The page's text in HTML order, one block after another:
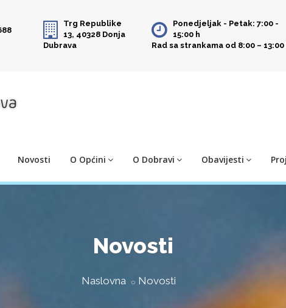
Trg Republike
13, 40328 Donja
Dubrava
Ponedjeljak - Petak: 7:00 -
15:00 h
Rad sa strankama od 8:00 – 13:00
Novosti O Općini O Dobravi Obavijesti
Novosti
Naslovna Novosti